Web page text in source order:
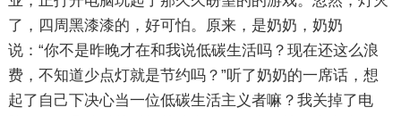
了，四周黑漆漆的，好可怕。原来，是奶奶，奶奶
说：“你不是昨晚才在和我说低碳生活吗？现在还这么浪
费，不知道少点灯就是节约吗？”听了奶奶的一席话，想
起了自己下决心当一位低碳生活主义者嘛？我关掉了电